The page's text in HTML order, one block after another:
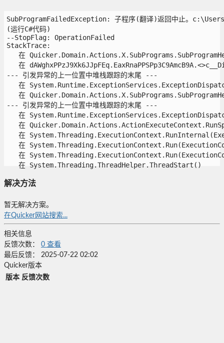
SubProgramFailedException: 子程序(翻译)返回中止。
(运行C#代码)
--StopFlag: OperationFailed
StackTrace:
在
在
--- 引发异常的上一位置中堆栈跟踪的末尾 ---
在
在
--- 引发异常的上一位置中堆栈跟踪的末尾 ---
在
在
在
在
在
   在 System.Threading.ThreadHelper.ThreadStart()
解决方法
暂无解决方案。
在Quicker网站搜索...
相关信息
反馈次数：
0 查看
最后反馈：
2025-07-22 02:02
Quicker版本
版本 反馈次数